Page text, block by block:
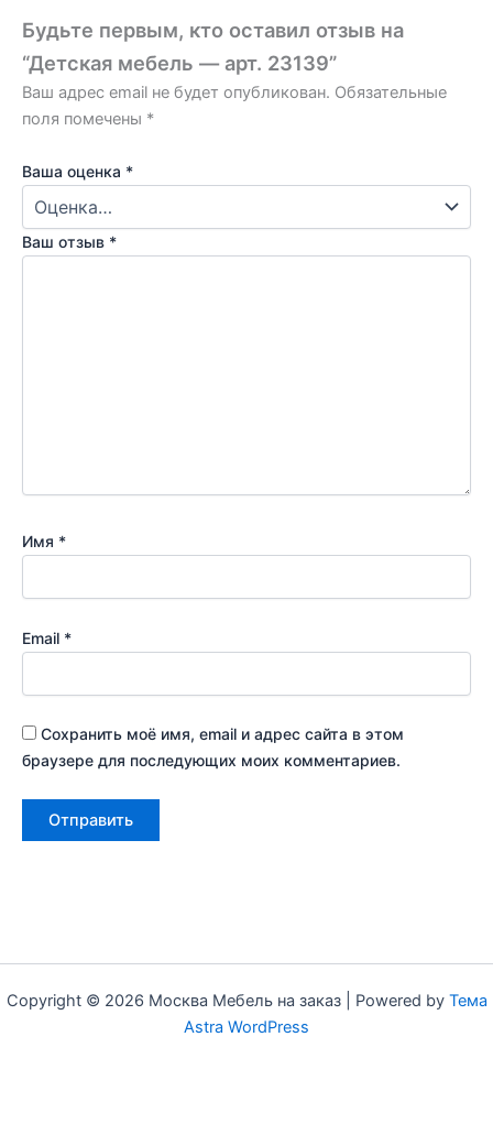
Будьте первым, кто оставил отзыв на
“Детская мебель — арт. 23139”
Ваш адрес email не будет опубликован. Обязательные
поля помечены *
Ваша оценка *
Ваш отзыв *
Имя *
Email *
Сохранить моё имя, email и адрес сайта в этом
браузере для последующих моих комментариев.
Copyright © 2026 Москва Мебель на заказ | Powered by Тема
Astra WordPress